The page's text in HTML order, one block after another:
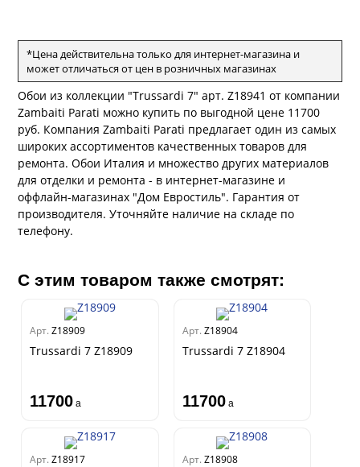
Черади
Спектрум
Каволли
Стромболи
Спектрум Макс
Спектрум Тренд
Спектрум Плюс
Гави
Спектрум Только
Спектрум Бокс
Спектрум Бум
Бергги
Концепция 106
Каролина
Бриджида
Гемма
Коко
Бриз
Бодега
Арджано
Четыре сезона
Ребекка
Бруни
Джорджио
Cassanie
Elisa
Mainz
Aндреа Грифони
Рагионе
Дукале
Fipar
Azzurra
Colori Del Sole
Бернардо Барталуччи Синий
Беатрис
Чезара
Палаззо
Карназза
Биги
Marburg
Kumano
Loft Superior
City Glow
Boho
Shades
Citi Glam
Empire
Rasch
Chatelaine
Sherlock
Grandeco
Prisma
La Storia 2
Lunman
Crystal Stone
Du&Ka
Lifestyle
Prestige
Linen
King
*Цена действительна только для интернет-магазина и
может отличаться от цен в розничных магазинах
Обои из коллекции "Trussardi 7" арт. Z18941 от компании
Zambaiti Parati можно купить по выгодной цене 11700
руб. Компания Zambaiti Parati предлагает один из самых
широких ассортиментов качественных товаров для
ремонта. Обои Италия и множество других материалов
для отделки и ремонта - в интернет-магазине и
оффлайн-магазинах "Дом Евростиль". Гарантия от
производителя. Уточняйте наличие на складе по
телефону.
С этим товаром также смотрят:
Арт.Z18909
Trussardi 7 Z18909
11700 a
Арт. Z18904
Trussardi 7 Z18904
11700 a
Арт.Z18917 Арт. Z18908